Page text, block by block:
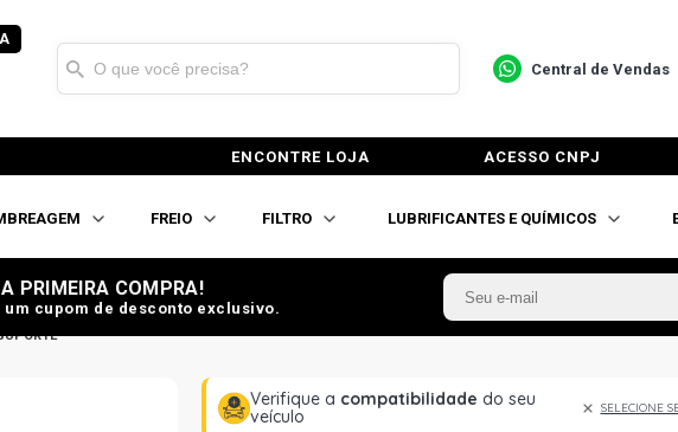
Central de Vendas
ENCONTRE LOJA ACESSO CNPJ
FREIO FILTRO LUBRIFICANTES E QUÍMICOS
PRIMEIRA COMPRA!
cupom de desconto exclusivo.
Verifique a compatibilidade do seu
veículo
SELECIONE